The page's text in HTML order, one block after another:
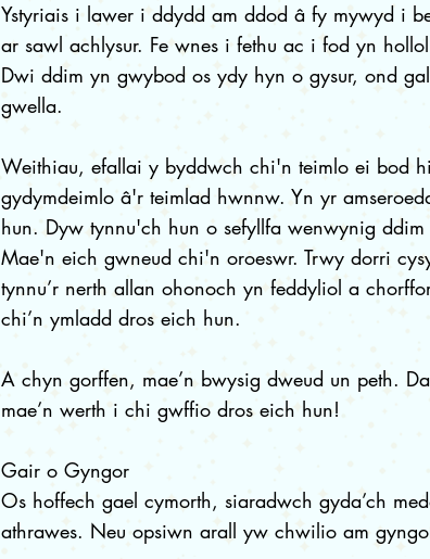
Ystyriais i lawer i ddydd am ddod â fy mywyd i
ar sawl achlysur. Fe wnes i fethu ac i fod yn
Dwi ddim yn gwybod os ydy hyn o gysur, ond
gwella.
Weithiau, efallai y byddwch chi'n teimlo ei bod
gydymdeimlo â'r teimlad hwnnw. Yn yr
hun. Dyw tynnu'ch hun o sefyllfa wenwynig
Mae'n eich gwneud chi'n oroeswr. Trwy dorri
tynnu’r nerth allan ohonoch yn feddyliol a
chi’n ymladd dros eich hun.
A chyn gorffen, mae’n bwysig dweud un peth.
mae’n werth i chi gwffio dros eich hun!
Gair o Gyngor
Os hoffech gael cymorth, siaradwch gyda’ch
athrawes. Neu opsiwn arall yw chwilio am